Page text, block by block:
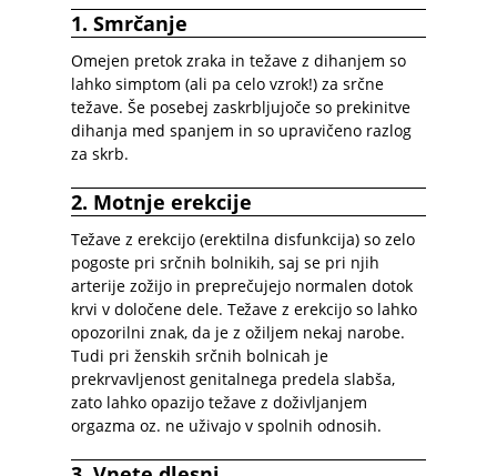
1. Smrčanje
Omejen pretok zraka in težave z dihanjem so
lahko simptom (ali pa celo vzrok!) za srčne
težave. Še posebej zaskrbljujoče so prekinitve
dihanja med spanjem in so upravičeno razlog
za skrb.
2. Motnje erekcije
Težave z erekcijo (erektilna disfunkcija) so zelo
pogoste pri srčnih bolnikih, saj se pri njih
arterije zožijo in preprečujejo normalen dotok
krvi v določene dele. Težave z erekcijo so lahko
opozorilni znak, da je z ožiljem nekaj narobe.
Tudi pri ženskih srčnih bolnicah je
prekrvavljenost genitalnega predela slabša,
zato lahko opazijo težave z doživljanjem
orgazma oz. ne uživajo v spolnih odnosih.